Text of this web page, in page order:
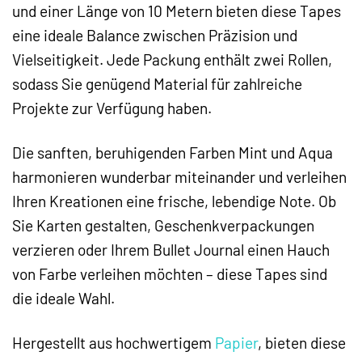
und einer Länge von 10 Metern bieten diese Tapes
eine ideale Balance zwischen Präzision und
Vielseitigkeit. Jede Packung enthält zwei Rollen,
sodass Sie genügend Material für zahlreiche
Projekte zur Verfügung haben.
Die sanften, beruhigenden Farben Mint und Aqua
harmonieren wunderbar miteinander und verleihen
Ihren Kreationen eine frische, lebendige Note. Ob
Sie Karten gestalten, Geschenkverpackungen
verzieren oder Ihrem Bullet Journal einen Hauch
von Farbe verleihen möchten – diese Tapes sind
die ideale Wahl.
Hergestellt aus hochwertigem Papier, bieten diese